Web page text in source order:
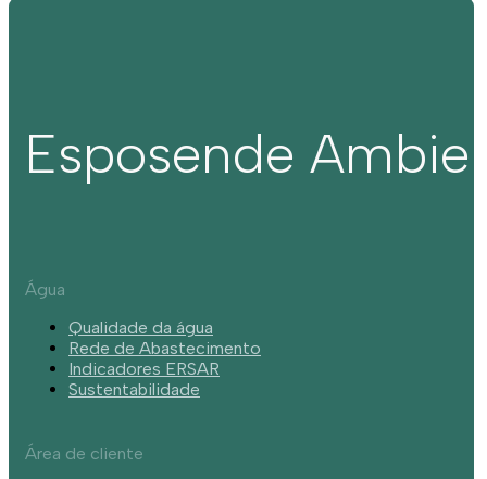
Esposende
Água
Qualidade da água
Rede de Abastecimento
Indicadores ERSAR
Sustentabilidade
Área de cliente